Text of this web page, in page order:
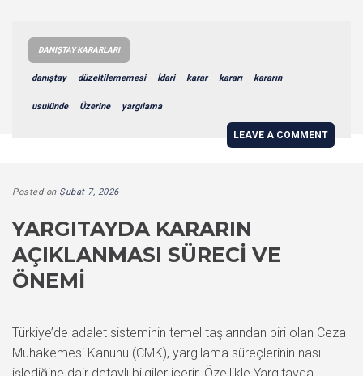
DANIŞTAY KARARLARI
danıştay düzeltilememesi İdari karar kararı kararın
usulünde Üzerine yargılama
LEAVE A COMMENT
Posted on Şubat 7, 2026
YARGITAYDA KARARIN
AÇIKLANMASI SÜRECI VE
ÖNEMI
Türkiye’de adalet sisteminin temel taşlarından biri olan Ceza
Muhakemesi Kanunu (CMK), yargılama süreçlerinin nasıl